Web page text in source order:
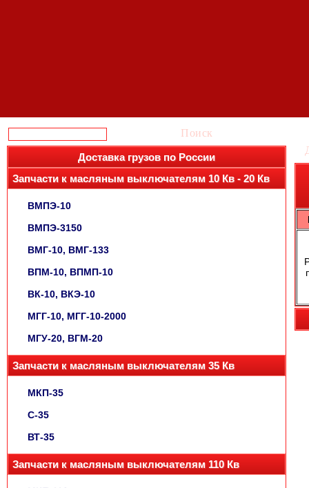
Поиск
Доставка грузов по России
Запчасти к масляным выключателям 10 Кв - 20 Кв
ВМПЭ-10
ВМПЭ-3150
ВМГ-10, ВМГ-133
ВПМ-10, ВПМП-10
ВК-10, ВКЭ-10
МГГ-10, МГГ-10-2000
МГУ-20, ВГМ-20
Запчасти к масляным выключателям 35 Кв
МКП-35
С-35
ВТ-35
Запчасти к масляным выключателям 110 Кв